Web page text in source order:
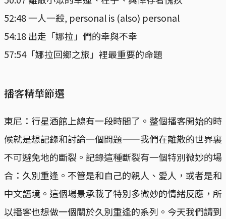
52:48 一人一殺, personal is (also) personal
54:18 出走「娜拉」們的幸與不幸
57:54「娜拉回鄉之旅」裡最重要的命題
播客精華節選
東尼：行星酒館上線有一段時間了。整個播客開始的時
候就是想記錄和討論一個問題——我們在離散的世界裏
不可避免地的斷裂。記錄這種斷裂有一個特別微妙的場
合：久別重逢。不管是和自己的親人、愛人，或者是和
中文語境。這個場景承載了特別多微妙的情緒反應，所
以播客也想做一個關於久別重逢的系列。今天我們請到